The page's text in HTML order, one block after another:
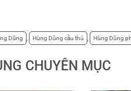
Dũng Hùng Dũng cầu thủ Hùng Dũng
CHUYÊN MỤC